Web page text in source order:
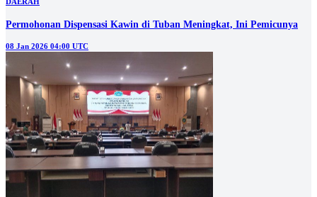
DAERAH
Permohonan Dispensasi Kawin di Tuban Meningkat, Ini Pemicunya
08 Jan 2026 04:00 UTC